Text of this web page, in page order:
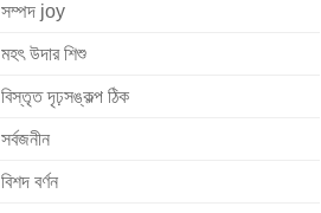
সম্পদ joy
মহৎ উদার শিশু
বিস্তৃত দৃঢ়সঙ্কল্প ঠিক
সর্বজনীন
বিশদ বর্ণন